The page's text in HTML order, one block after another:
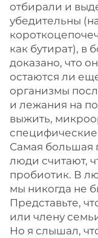
отбирали и
убедительны
как бутират), в
доказано, что
остаются ли
организмы
и лежания на
выжить,
специфические
Самая большая
люди считают,
пробиотик. В
мы никогда не
Представьте,
или члену
Но я слышал,